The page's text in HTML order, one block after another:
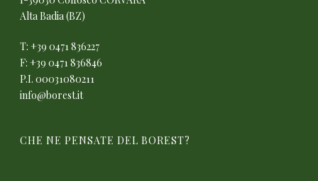
Alta Badia (BZ)
T: +39 0471 836227
F: +39 0471 836846
P.I. 00031080211
info@borest.it
CHE NE PENSATE DEL BOREST?